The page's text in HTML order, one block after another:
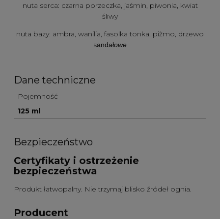
nuta serca: czarna porzeczka, jaśmin, piwonia, kwiat
śliwy
nuta bazy: ambra, wanilia, fasolka tonka, piżmo, drzewo
sandałowe
Dane techniczne
Pojemność
125 ml
Bezpieczeństwo
Certyfikaty i ostrzeżenie
bezpieczeństwa
Produkt łatwopalny. Nie trzymaj blisko źródeł ognia.
Producent